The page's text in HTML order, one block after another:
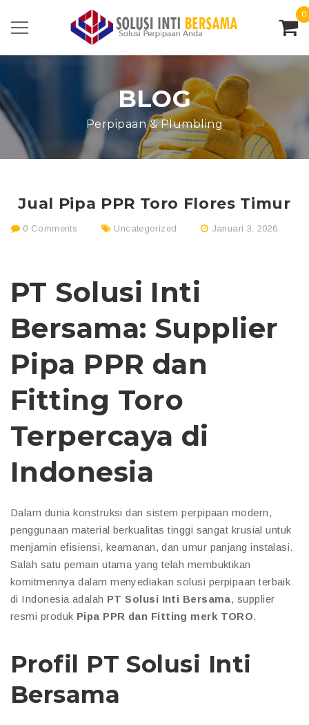
0
BLOG
Perpipaan & Plumbling
Jual Pipa PPR Toro Flores Timur
0 Comments Uncategorized Januari 3, 2026
PT Solusi Inti
Bersama: Supplier
Pipa PPR dan
Fitting Toro
Terpercaya di
Indonesia
Dalam dunia konstruksi dan sistem perpipaan modern,
penggunaan material berkualitas tinggi sangat krusial untuk
menjamin efisiensi, keamanan, dan umur panjang instalasi.
Salah satu pemain utama yang telah membuktikan
komitmennya dalam menyediakan solusi perpipaan terbaik
di Indonesia adalah PT Solusi Inti Bersama, supplier
resmi produk Pipa PPR dan Fitting merk TORO.
Profil PT Solusi Inti
Bersama